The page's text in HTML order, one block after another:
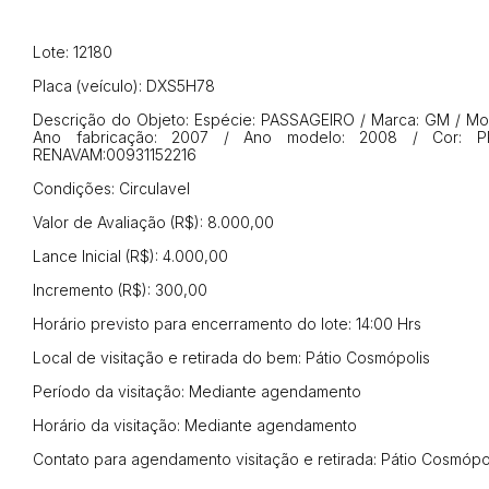
Lote: 12180
Placa (veículo): DXS5H78
Descrição do Objeto: Espécie: PASSAGEIRO / Marca: GM /
Ano fabricação: 2007 / Ano modelo: 2008 / Cor:
RENAVAM:00931152216
Condições: Circulavel
Valor de Avaliação (R$): 8.000,00
Lance Inicial (R$): 4.000,00
Incremento (R$): 300,00
Horário previsto para encerramento do lote: 14:00 Hrs
Local de visitação e retirada do bem: Pátio Cosmópolis
Período da visitação: Mediante agendamento
Horário da visitação: Mediante agendamento
Contato para agendamento visitação e retirada: Pátio